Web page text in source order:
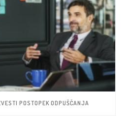
POSTOPEK ODPUŠČANJA